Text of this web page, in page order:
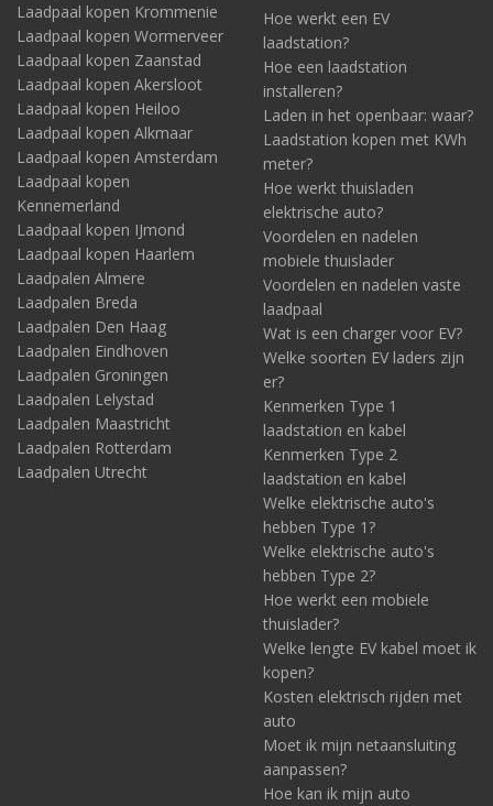
Laadpaal kopen Krommenie
Laadpaal kopen Wormerveer
Laadpaal kopen Zaanstad
Laadpaal kopen Akersloot
Laadpaal kopen Heiloo
Laadpaal kopen Alkmaar
Laadpaal kopen Amsterdam
Laadpaal kopen
Kennemerland
Laadpaal kopen IJmond
Laadpaal kopen Haarlem
Laadpalen Almere
Laadpalen Breda
Laadpalen Den Haag
Laadpalen Eindhoven
Laadpalen Groningen
Laadpalen Lelystad
Laadpalen Maastricht
Laadpalen Rotterdam
Laadpalen Utrecht
Hoe werkt een EV
laadstation?
Hoe een laadstation
installeren?
Laden in het openbaar: waar?
Laadstation kopen met KWh
meter?
Hoe werkt thuisladen
elektrische auto?
Voordelen en nadelen
mobiele thuislader
Voordelen en nadelen vaste
laadpaal
Wat is een charger voor EV?
Welke soorten EV laders zijn
er?
Kenmerken Type 1
laadstation en kabel
Kenmerken Type 2
laadstation en kabel
Welke elektrische auto's
hebben Type 1?
Welke elektrische auto's
hebben Type 2?
Hoe werkt een mobiele
thuislader?
Welke lengte EV kabel moet ik
kopen?
Kosten elektrisch rijden met
auto
Moet ik mijn netaansluiting
aanpassen?
Hoe kan ik mijn auto